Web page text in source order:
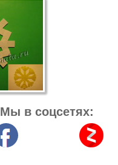
Мы в соцсетях: